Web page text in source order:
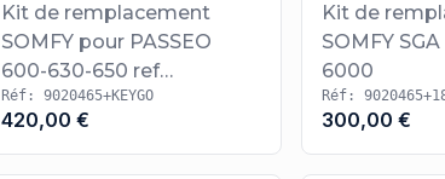
Kit de remplacement
SOMFY pour PASSEO
600-630-650 ref
9020465+1841233+KEYGO
Réf: 9020465+KEYGO
420,00 €
Kit de
SOMFY
6000
Réf:
300,00 €